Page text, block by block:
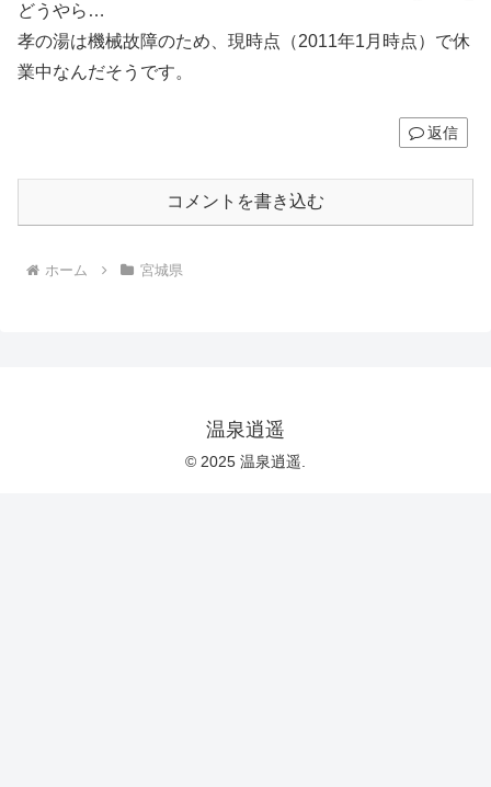
どうやら…
孝の湯は機械故障のため、現時点（2011年1月時点）で休
業中なんだそうです。
返信
コメントを書き込む
ホーム 宮城県
温泉逍遥
© 2025 温泉逍遥.